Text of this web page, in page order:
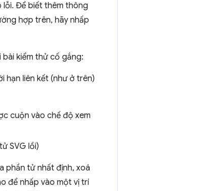
lỗi. Để biết thêm thông
hợp trên, hãy nhấp
kiểm thử cố gắng:
hạn liên kết (như ở trên)
cuộn vào chế độ xem
SVG lồi)
phần tử nhất định, xoá
để nhấp vào một vị trí